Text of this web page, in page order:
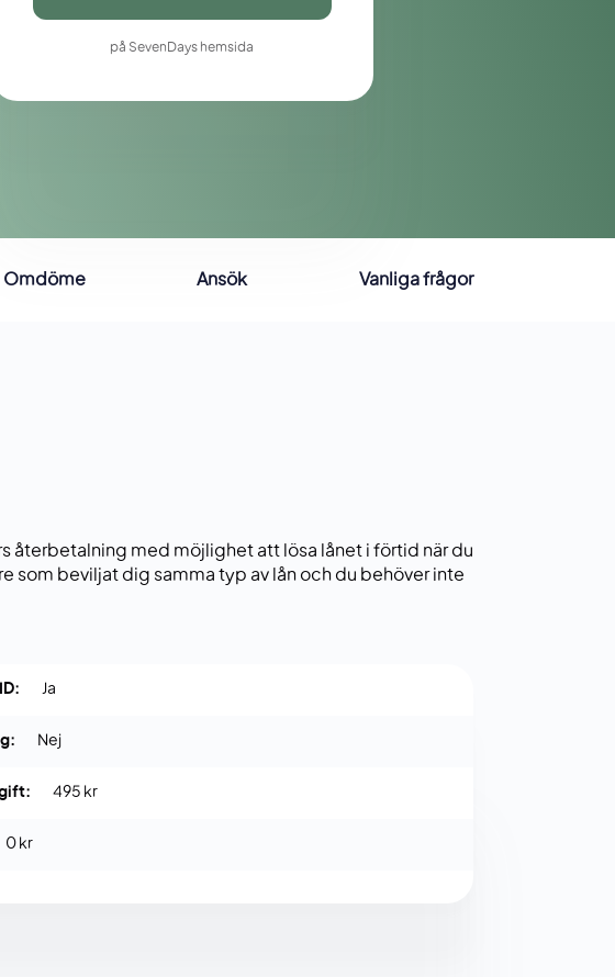
på SevenDays hemsida
Omdöme Ansök Vanliga frågor
återbetalning med möjlighet att lösa lånet i förtid när du
som beviljat dig samma typ av lån och du behöver inte
Ja
Nej
495 kr
0 kr